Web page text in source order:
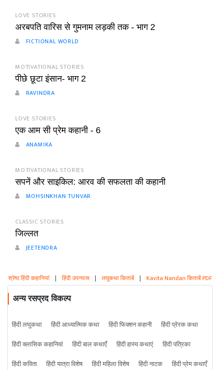
LOVE STORIES
अरबपति वारिस से गुमनाम लड़की तक - भाग 2
FICTIONAL WORLD
MOTIVATIONAL STORIES
पीछे छूटा इंसान- भाग 2
RAVINDRA
LOVE STORIES
एक आम सी प्रेम कहानी - 6
ANAMIKA
MOTIVATIONAL STORIES
सपनें और साइकिल: आरव की सफलता की कहानी
MOHSINKHAN TUNVAR
CLASSIC STORIES
जिल्लत
JEETENDRA
श्रेष्ठ हिंदी कहानियां | हिंदी उपन्यास | लघुकथा किताबें | Kavita Nandan किताबें PDF
अन्य रसप्रद विकल्प
हिंदी लघुकथा हिंदी आध्यात्मिक कथा हिंदी फिक्शन कहानी
हिंदी प्रेरक कथा
हिंदी क्लासिक कहानियां
हिंदी बाल कथाएँ हिंदी हास्य कथाएं
हिंदी पत्रिका
हिंदी कविता
हिंदी यात्रा विशेष हिंदी महिला विशेष हिंदी नाटक
हिंदी प्रेम कथाएँ